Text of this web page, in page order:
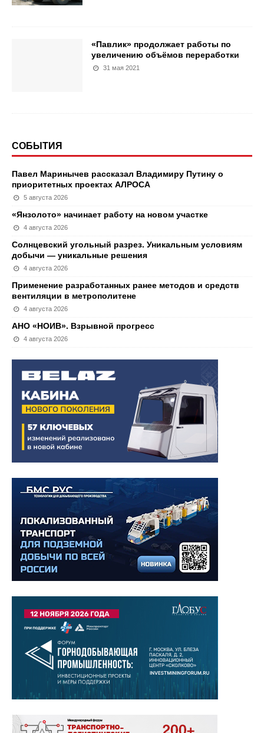
«Павлик» продолжает работы по
увеличению объёмов переработки
31 мая 2021
СОБЫТИЯ
Павел Маринычев рассказал Владимиру Путину о
приоритетных проектах АЛРОСА
5 августа 2026
«Янзолото» начинает работу на новом участке
4 августа 2026
Солнцевский угольный разрез. Уникальным условиям
добычи — уникальные решения
4 августа 2026
Применение разработанных ранее методов и средств
вентиляции в метрополитене
4 августа 2026
АНО «НОИВ». Взрывной прогресс
4 августа 2026